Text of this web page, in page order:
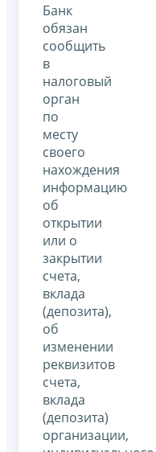
Банк
обязан
сообщить
в
налоговый
орган
по
месту
своего
нахождения
информацию
об
открытии
или о
закрытии
счета,
вклада
(депозита),
об
изменении
реквизитов
счета,
вклада
(депозита)
организации,